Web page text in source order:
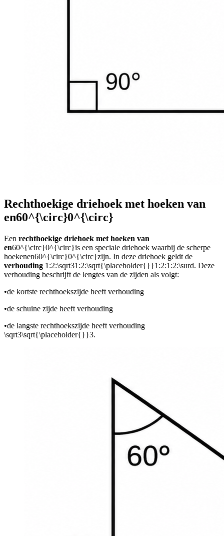
Rechthoekige driehoek met hoeken van
en60^{\circ}0^{\circ}
Een rechthoekige driehoek met hoeken van
en60^{\circ}0^{\circ}is een speciale driehoek waarbij de scherpe
hoekenen60^{\circ}0^{\circ}zijn. In deze driehoek geldt de
verhouding 1:2:\sqrt31:2:\sqrt{\placeholder{}}1:2:1:2:\surd. Deze
verhouding beschrijft de lengtes van de zijden als volgt:
•de kortste rechthoekszijde heeft verhouding
•de schuine zijde heeft verhouding
•de langste rechthoekszijde heeft verhouding
\sqrt3\sqrt{\placeholder{}}3.